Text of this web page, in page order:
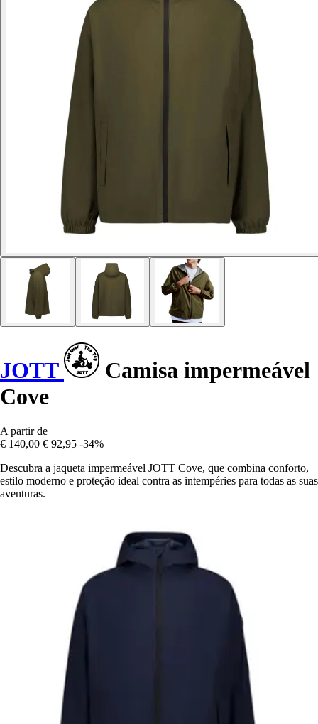
JOTT
Camisa impermeável
Cove
A partir de
€ 140,00 € 92,95 -34%
Descubra a jaqueta impermeável JOTT Cove, que combina conforto,
estilo moderno e proteção ideal contra as intempéries para todas as suas
aventuras.